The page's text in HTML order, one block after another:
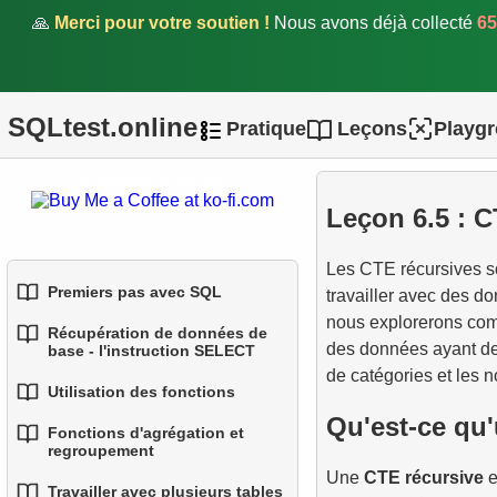
🙏 Merci pour votre soutien ! Nous avons déjà collecté
SQLtest.online Pratique Leçons
Premiers pas avec SQL
1.Introduction aux bases de
données
3.Concepts des bases
Récupération de données de
base - l'instruction SELECT
1.Sélectionner des données
d'une table
Utilisation des fonctions
1.Fonctions SQL intégrées
2.Fonctions de chaîne
Fonctions d'agrégation et
regroupement
Travailler avec plusieurs tables
1.Introduction aux sous-
Leçon 6.5 :
Les CTE récursives
travailler avec des
nous explorerons
des données ayant
de catégories et les
Qu'est-ce
Une CTE récursive